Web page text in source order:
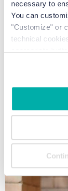
necessary to
You can
"Customize" or
technical
appropriate